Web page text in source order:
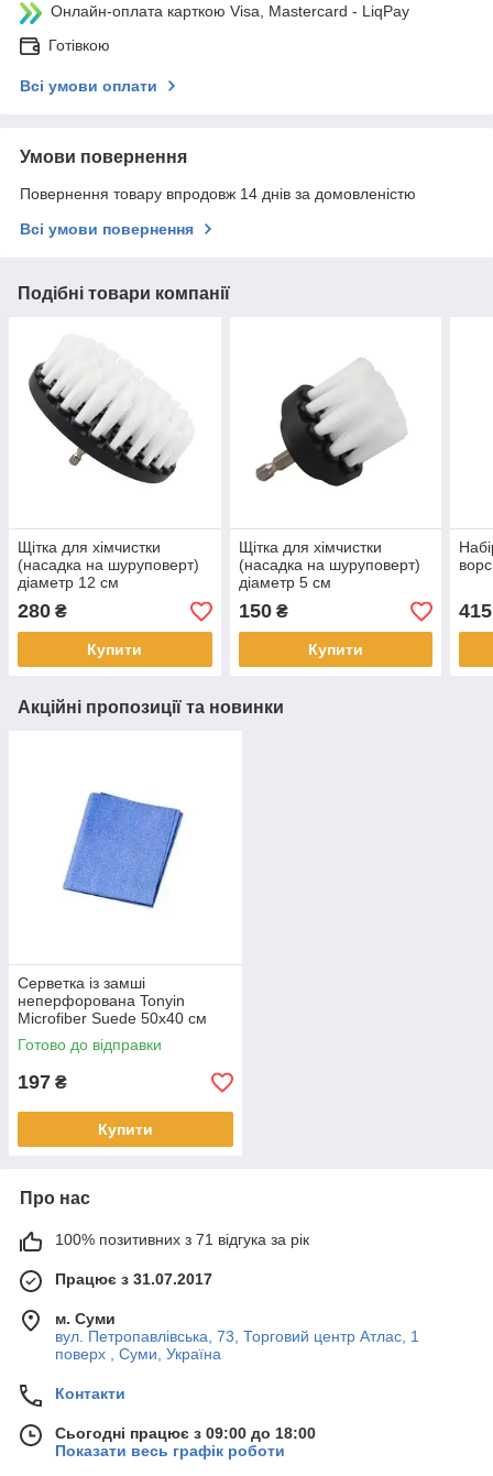
Онлайн-оплата карткою Visa, Mastercard - LiqPay
Готівкою
Всі умови оплати
Умови повернення
Повернення товару впродовж 14 днів за домовленістю
Всі умови повернення
Подібні товари компанії
Щітка для хімчистки
(насадка на шуруповерт)
діаметр 12 см
280 ₴
Купити
Щітка для хімчистки
(насадка на шуруповерт)
діаметр 5 см
150₴
Купити
415
Акційні пропозиції та новинки
Серветка із замші
неперфорована Tonyin
Microfiber Suede 50x40 см
Готово до відправки
197 ₴
Купити
Про нас
100% позитивних з 71 відгука за рік
Працює з 31.07.2017
м. Суми
вул. Петропавлівська, 73, Торговий центр Атлас, 1
поверх , Суми, Україна
Контакти
Сьогодні працює з 09:00 до 18:00
Показати весь графік роботи